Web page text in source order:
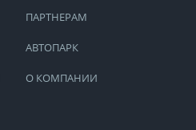
ПАРТНЕРАМ
АВТОПАРК
О КОМПАНИИ